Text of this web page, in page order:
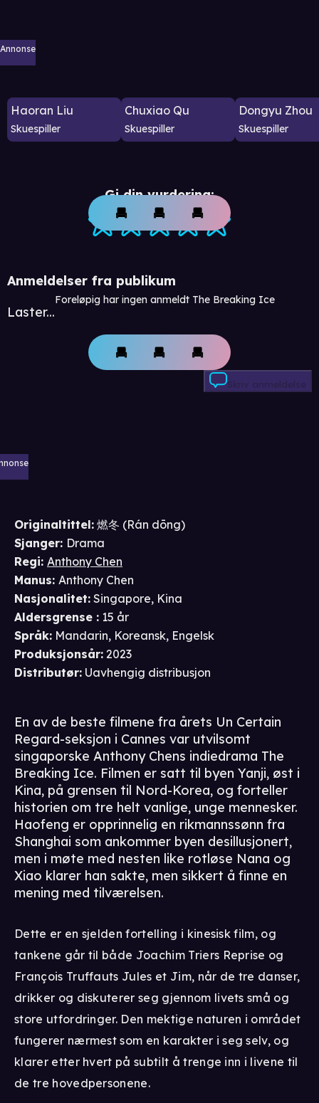
Annonse
Haoran Liu
Skuespiller
Chuxiao Qu
Skuespiller
Dongyu Zhou
Skuespiller
Gi din vurdering:
Anmeldelser fra publikum
Laster...
Foreløpig har ingen anmeldt The Breaking Ice
Skriv anmeldelse
Originaltittel: 燃冬 (Rán dōng)
Sjanger: Drama
Regi: Anthony Chen
Manus: Anthony Chen
Nasjonalitet: Singapore, Kina
Aldersgrense : 15 år
Språk: Mandarin, Koreansk, Engelsk
Produksjonsår: 2023
Distributør: Uavhengig distribusjon
En av de beste filmene fra årets Un Certain
Regard-seksjon i Cannes var utvilsomt
singaporske Anthony Chens indiedrama The
Breaking Ice. Filmen er satt til byen Yanji, øst i
Kina, på grensen til Nord-Korea, og forteller
historien om tre helt vanlige, unge mennesker.
Haofeng er opprinnelig en rikmannssønn fra
Shanghai som ankommer byen desillusjonert,
men i møte med nesten like rotløse Nana og
Xiao klarer han sakte, men sikkert å finne en
mening med tilværelsen.
Dette er en sjelden fortelling i kinesisk film, og
tankene går til både Joachim Triers Reprise og
François Truffauts Jules et Jim, når de tre danser,
drikker og diskuterer seg gjennom livets små og
store utfordringer. Den mektige naturen i området
fungerer nærmest som en karakter i seg selv, og
klarer etter hvert på subtilt å trenge inn i livene til
de tre hovedpersonene.